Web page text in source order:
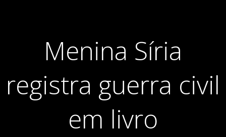
Menina Síria
registra guerra civil
em livro